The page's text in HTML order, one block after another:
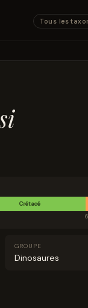
Tous les
Crétacé
GROUPE
Dinosaures